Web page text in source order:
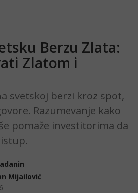
Berzu Zlata:
Zlatom i
svetskoj berzi kroz spot,
Razumevanje kako
pomaže investitorima da
Mijailović